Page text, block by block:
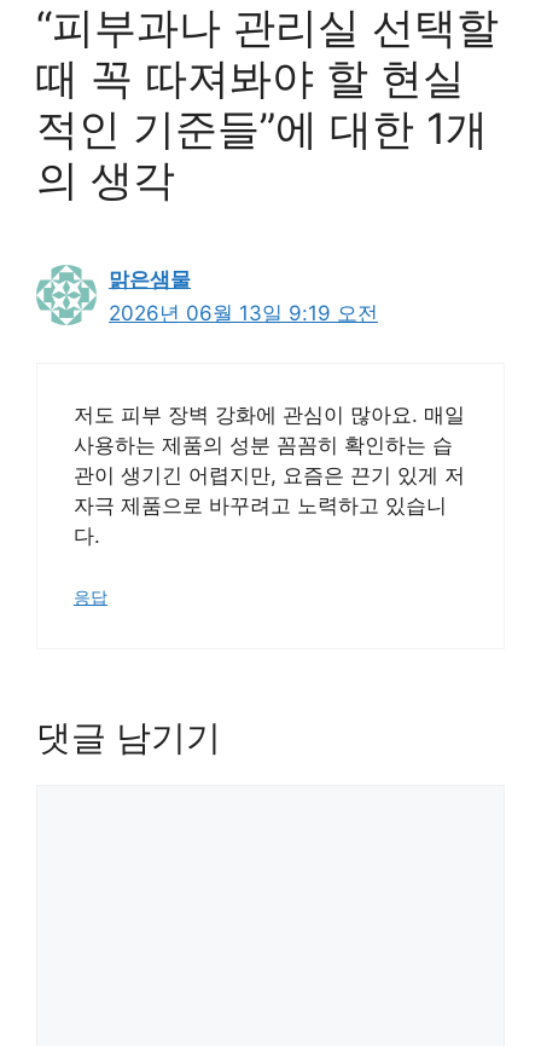
“피부과나 관리실 선택할
때 꼭 따져봐야 할 현실
적인 기준들”에 대한 1개
의 생각
맑은샘물
2026년 06월 13일 9:19 오전
저도 피부 장벽 강화에 관심이 많아요. 매일
사용하는 제품의 성분 꼼꼼히 확인하는 습
관이 생기긴 어렵지만, 요즘은 끈기 있게 저
자극 제품으로 바꾸려고 노력하고 있습니
다.
응답
댓글 남기기